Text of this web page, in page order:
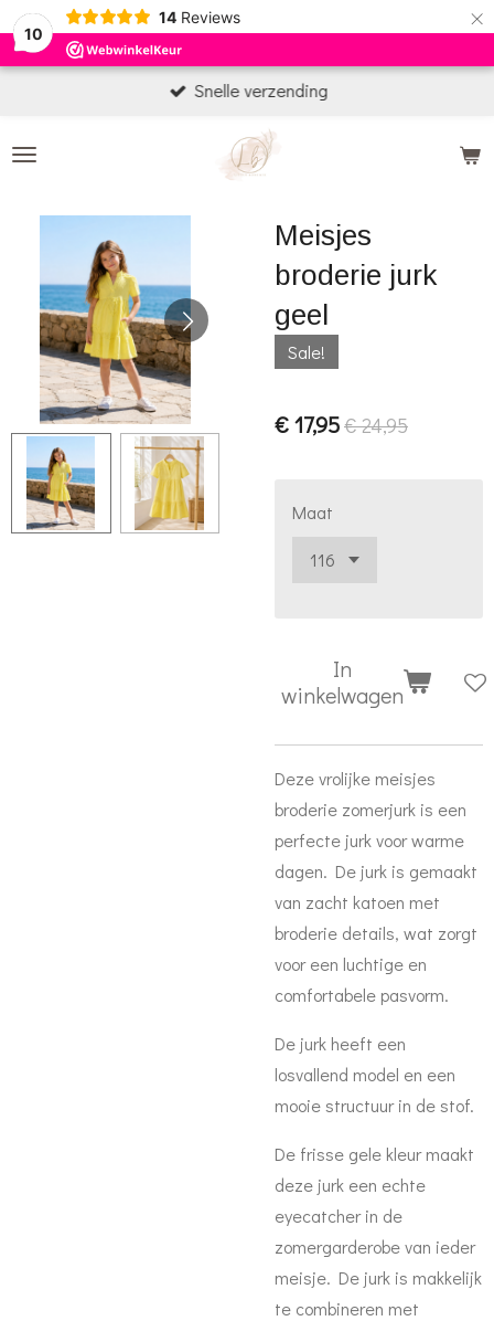
10
14 Reviews ×
Snelle verzending
Meisjes
broderie jurk
geel
Sale!
€ 17,95€ 24,95
Maat
In
winkelwagen
Deze vrolijke meisjes
broderie zomerjurk is een
perfecte jurk voor warme
dagen. De jurk is gemaakt
van zacht katoen met
broderie details, wat zorgt
voor een luchtige en
comfortabele pasvorm.
De jurk heeft een
losvallend model en een
mooie structuur in de stof.
De frisse gele kleur maakt
deze jurk een echte
eyecatcher in de
zomergarderobe van ieder
meisje. De jurk is makkelijk
te combineren met